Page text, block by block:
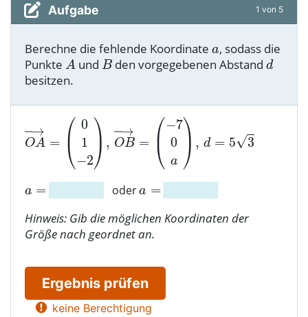
Aufgabe 1 von 5
Berechne die fehlende Koordinate
, sodass die
Punkte
und
den vorgegebenen Abstand
besitzen.
oder
Hinweis: Gib die möglichen Koordinaten der
Größe nach geordnet an.
Ergebnis prüfen
keine Berechtigung